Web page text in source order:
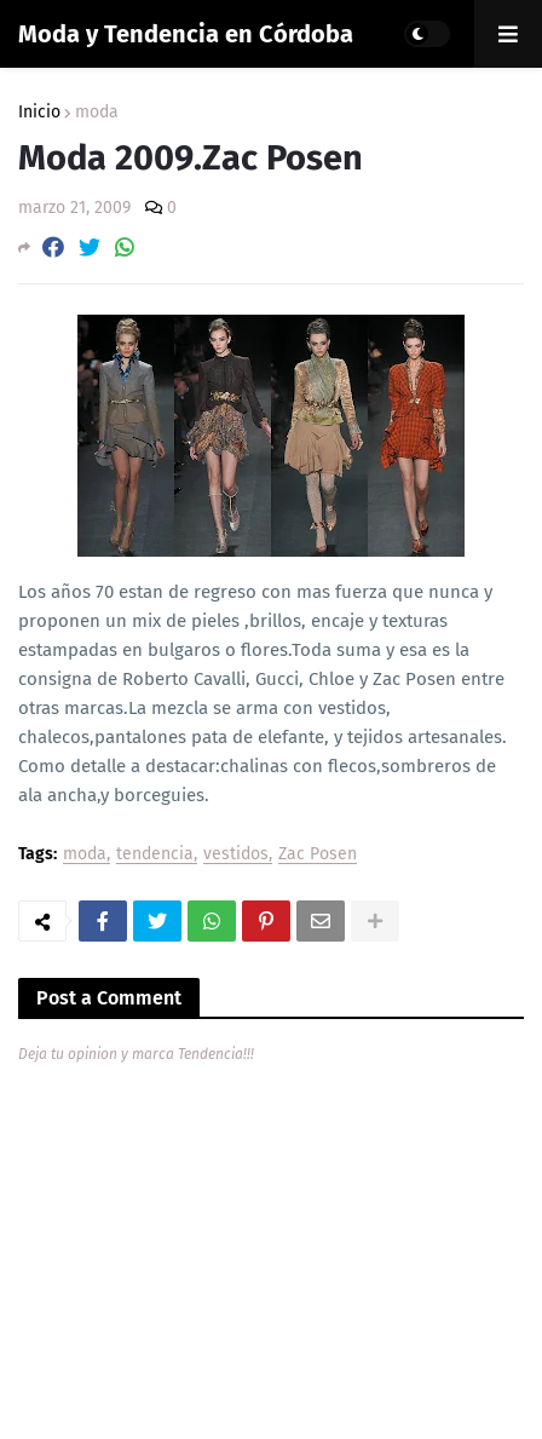
Moda y Tendencia en Córdoba
Inicio moda
Moda 2009.Zac Posen
marzo 21, 2009 0
Los años 70 estan de regreso con mas fuerza que nunca y
proponen un mix de pieles ,brillos, encaje y texturas
estampadas en bulgaros o flores.Toda suma y esa es la
consigna de Roberto Cavalli, Gucci, Chloe y Zac Posen entre
otras marcas.La mezcla se arma con vestidos,
chalecos,pantalones pata de elefante, y tejidos artesanales.
Como detalle a destacar:chalinas con flecos,sombreros de
ala ancha,y borceguies.
Tags: moda tendencia vestidos Zac Posen
Post a Comment
Deja tu opinion y marca Tendencia!!!